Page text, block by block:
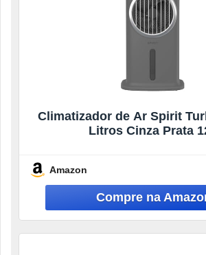
Climatizador de Ar Spirit
Litros Cinza Prata
Amazon